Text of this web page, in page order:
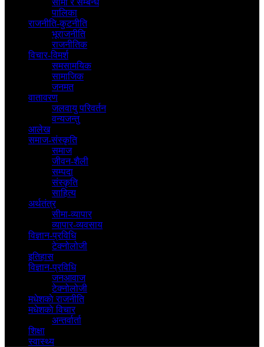
सीमा र सम्बन्ध
पालिका
राजनीति-कुटनीति
भूराजनीति
राजनीतिक
विचार-विमर्श
समसामयिक
सामाजिक
जनमत
वातावरण
जलवायु परिवर्तन
वन्यजन्तु
आलेख
समाज-संस्कृति
समाज
जीवन-शैली
सम्पदा
संस्कृति
साहित्य
अर्थतंत्र
सीमा-व्यापार
व्यापार-व्यवसाय
विज्ञान-प्रविधि
टेक्नोलोजी
इतिहास
विज्ञान-प्रविधि
जनआवाज
टेक्नोलोजी
मधेशकाे राजनीति
मधेशकाे विचार
अन्तर्वार्ता
शिक्षा
स्वास्थ्य